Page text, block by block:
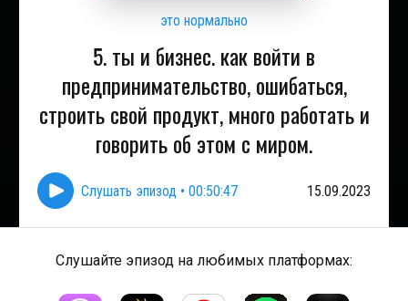
это нормально
5. ты и бизнес. как войти в
предпринимательство, ошибаться,
строить свой продукт, много работать и
говорить об этом с миром.
Слушать эпизод • 00:50:47 15.09.2023
Слушайте эпизод на любимых платформах: